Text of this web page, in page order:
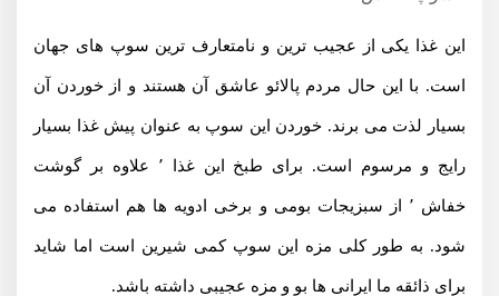
این غذا یکی از عجیب ترین و نامتعارف ترین سوپ های جهان
است. با این حال مردم پالائو عاشق آن هستند و از خوردن آن
بسیار لذت می برند. خوردن این سوپ به عنوان پیش غذا بسیار
رایج و مرسوم است. برای طبخ این غذا ٬ علاوه بر گوشت
خفاش ٬ از سبزیجات بومی و برخی ادویه ها هم استفاده می
شود. به طور کلی مزه این سوپ کمی شیرین است اما شاید
برای ذائقه ما ایرانی ها بو و مزه عجیبی داشته باشد.